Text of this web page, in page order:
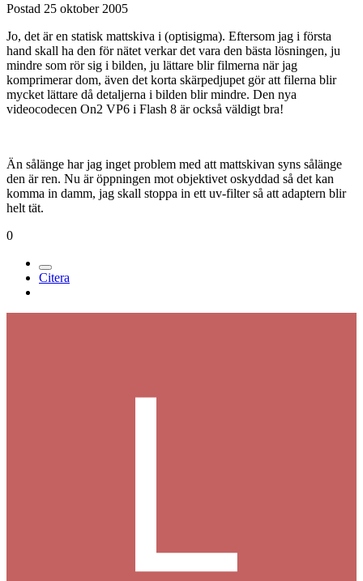
Postad 25 oktober 2005
Jo, det är en statisk mattskiva i (optisigma). Eftersom jag i första
hand skall ha den för nätet verkar det vara den bästa lösningen, ju
mindre som rör sig i bilden, ju lättare blir filmerna när jag
komprimerar dom, även det korta skärpedjupet gör att filerna blir
mycket lättare då detaljerna i bilden blir mindre. Den nya
videocodecen On2 VP6 i Flash 8 är också väldigt bra!
Än sålänge har jag inget problem med att mattskivan syns sålänge
den är ren. Nu är öppningen mot objektivet oskyddad så det kan
komma in damm, jag skall stoppa in ett uv-filter så att adaptern blir
helt tät.
0
Citera